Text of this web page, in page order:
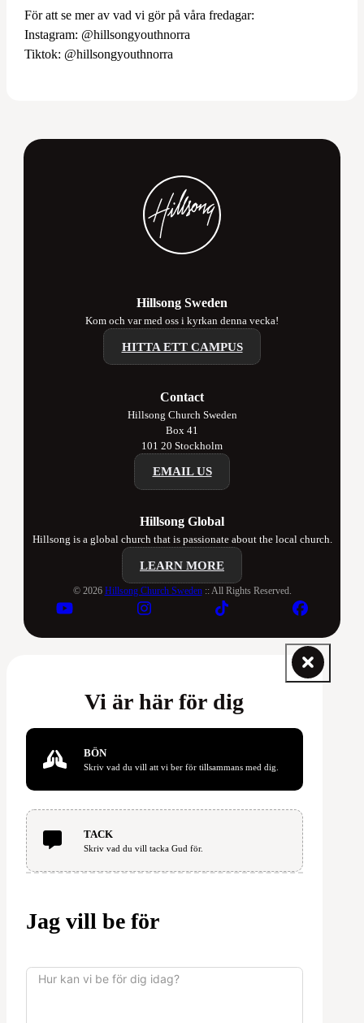
För att se mer av vad vi gör på våra fredagar:
Instagram: @hillsongyouthnorra
Tiktok: @hillsongyouthnorra
Hillsong Sweden
Kom och var med oss i kyrkan denna vecka!
HITTA ETT CAMPUS
Contact
Hillsong Church Sweden
Box 41
101 20 Stockholm
EMAIL US
Hillsong Global
Hillsong is a global church that is passionate about the local church.
LEARN MORE
© 2026 Hillsong Church Sweden:: All Rights Reserved.
Vi är här för dig
BÖN
Skriv vad du vill att vi ber för tillsammans med dig.
TACK
Skriv vad du vill tacka Gud för.
Jag vill be för